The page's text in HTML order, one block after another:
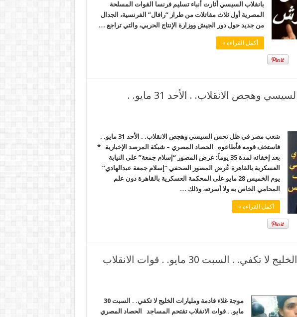
بانقلاب السيسي أثارت أنباء تسليم فرنسا القوات المسلحة
المصرية أول ثلاث مقاتلات من طراز “رافال” الفرنسية، الجدال
من جديد حول دور الجيش ووزارة الإنتاج الحربي، والتي تراجع …
أكمل القراءة »
شعب مصر في ظل نحس السيسي وهجص الانقلاب. . الأحد 31 مايو. .
شعب مصر في ظل نحس السيسي وهجص الانقلاب. . الأحد 31 مايو. .
فاستخف قومه فأطاعوه الحصاد المصري – شبكة المرصد الإخبارية *
بعد إخفائه لمدة 35 يوماً: عرض المصور “‏إسلام جمعة” على النيابة
العسكرية بالقاهرة عُرض المصور الصحفي “إسلام جمعة عبدالهادي”
يوم الخميس 28 مايو على المحكمة العسكرية بالقاهرة دون علم
المحامي الخاص به ولا أسرته، وذلك …
أكمل القراءة »
موجة غلاء قادمة ومليارات الخليج لا تكفي. . السبت 30 مايو. . قوات الانقلاب
موجة غلاء قادمة ومليارات الخليج لا تكفي. . السبت 30
مايو. . قوات الانقلاب تقتحم المساجد الحصاد المصري